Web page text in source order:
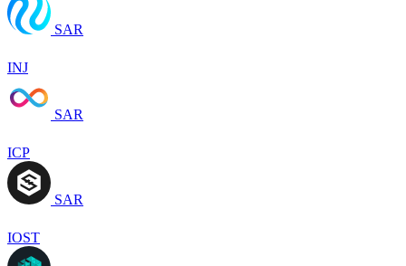
SAR
INJ
SAR
ICP
SAR
IOST